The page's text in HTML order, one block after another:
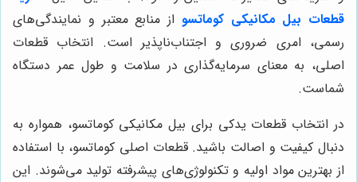
قطعات بیل مکانیکی کوماتسو از منابع معتبر و نمایندگی‌های
رسمی، امری ضروری و اجتناب‌ناپذیر است. انتخاب قطعات
اصلی، به معنای سرمایه‌گذاری در سلامت و طول عمر دستگاه
شماست.
در انتخاب قطعات یدکی برای بیل مکانیکی کوماتسو، همواره به
دنبال کیفیت و اصالت باشید. قطعات اصلی کوماتسو، با استفاده
از بهترین مواد اولیه و تکنولوژی‌های پیشرفته تولید می‌شوند. این